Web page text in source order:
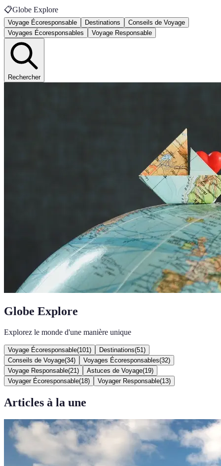
📋Globe Explore
Voyage Écoresponsable Destinations
Conseils de Voyage
Voyages Écoresponsables
Voyage Responsable
Rechercher
Globe Explore
Explorez le monde d'une manière unique
Voyage Écoresponsable(101 ) Destinations(51 )
Conseils de Voyage(34) Voyages Écoresponsables(32)
Voyage Responsable(21 ) Astuces de Voyage(19)
Voyager Écoresponsable(18) Voyager Responsable(13)
Articles à la une